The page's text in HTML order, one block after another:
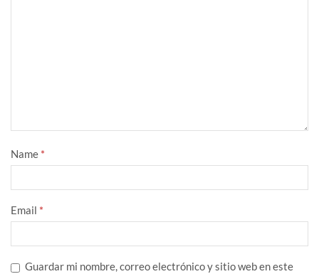
Name *
Email *
Guardar mi nombre, correo electrónico y sitio web en este